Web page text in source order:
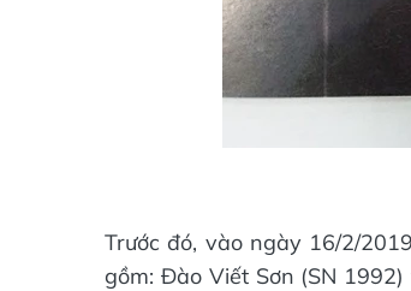
Trước đó, vào ngày 16/2/
gồm: Đào Viết Sơn (SN